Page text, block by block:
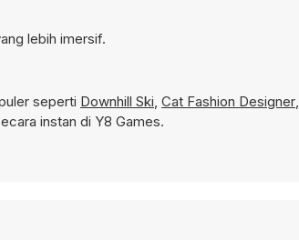
lebih imersif.
seperti Downhill Ski, Cat Fashion Designer,
instan di Y8 Games.